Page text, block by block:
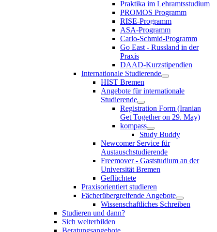
Praktika im Lehramtsstudium
PROMOS Programm
RISE-Programm
ASA-Programm
Carlo-Schmid-Programm
Go East - Russland in der
Praxis
DAAD-Kurzstipendien
Internationale Studierende
HIST Bremen
Angebote für internationale
Studierende
Registration Form (Iranian
Get Together on 29. May)
kompass
Study Buddy
Newcomer Service für
Austauschstudierende
Freemover - Gaststudium an der
Universität Bremen
Geflüchtete
Praxisorientiert studieren
Fächerübergreifende Angebote
Wissenschaftliches Schreiben
Studieren und dann?
Sich weiterbilden
Beratungsangebote